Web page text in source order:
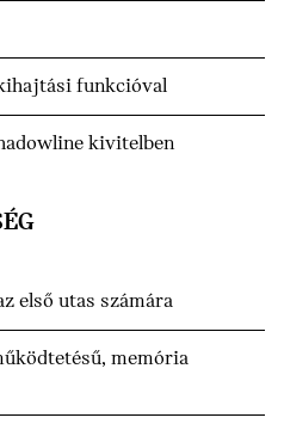
funkcióval
kivitelben
első utas számára
memória